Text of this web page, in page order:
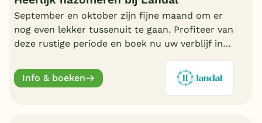
September en oktober zijn fijne maand om er
nog even lekker tussenuit te gaan. Profiteer van
deze rustige periode en boek nu uw verblijf in
Info & boeken